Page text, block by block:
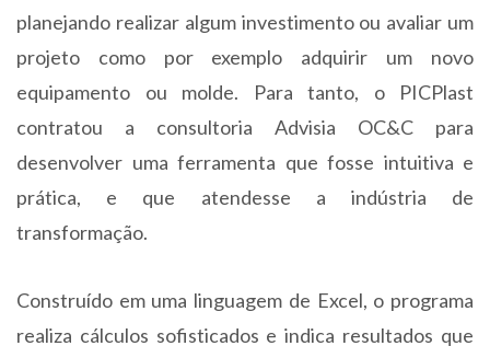
planejando realizar algum investimento ou avaliar um
projeto como por exemplo adquirir um novo
equipamento ou molde. Para tanto, o PICPlast
contratou a consultoria Advisia OC&C para
desenvolver uma ferramenta que fosse intuitiva e
prática, e que atendesse a indústria de
transformação.
Construído em uma linguagem de Excel, o programa
realiza cálculos sofisticados e indica resultados que